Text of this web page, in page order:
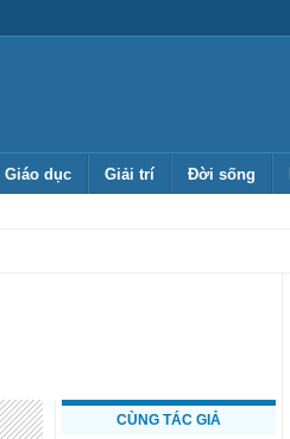
Giáo dục Giải trí Đời sống
CÙNG TÁC GIẢ